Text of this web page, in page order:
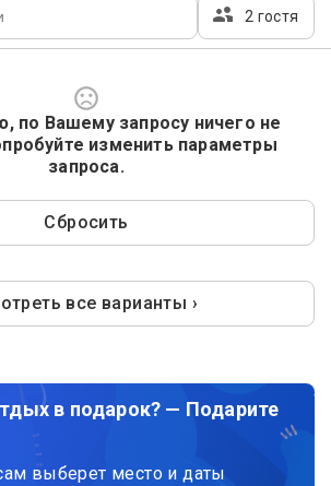
2 гостя
по Вашему запросу ничего не
изменить параметры
запроса.
Сбросить
все варианты ›
в подарок? — Подарите
выберет место и даты